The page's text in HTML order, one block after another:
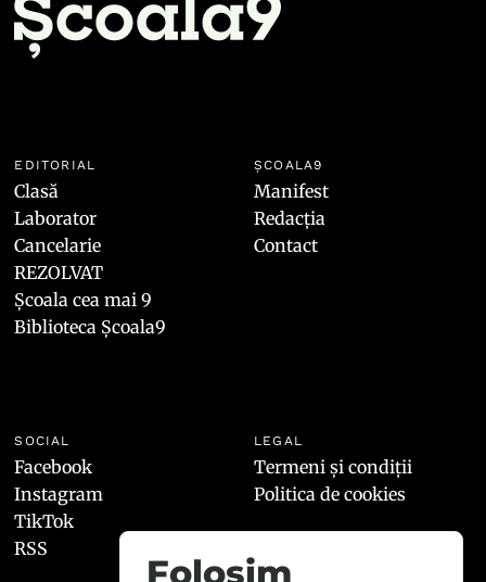
EDITORIAL
Clasă
Laborator
Cancelarie
REZOLVAT
Școala cea mai 9
Biblioteca Școala9
ȘCOALA9
Manifest
Redacția
Contact
SOCIAL
Facebook
Instagram
TikTok
RSS
LEGAL
Termeni și condiții
Politica de cookies
Folosim